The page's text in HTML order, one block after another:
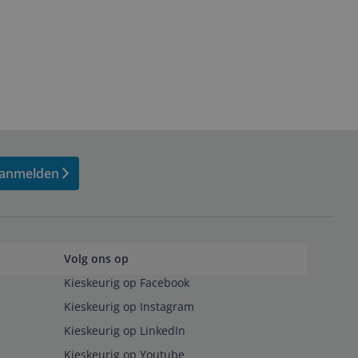
Volg ons op
Kieskeurig op Facebook
Kieskeurig op Instagram
Kieskeurig op LinkedIn
Kieskeurig op Youtube